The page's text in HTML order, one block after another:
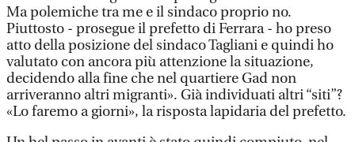
Ma polemiche tra me e il sindaco proprio no.
Piuttosto - prosegue il prefetto di Ferrara - ho preso
atto della posizione del sindaco Tagliani e quindi ho
valutato con ancora più attenzione la situazione,
decidendo alla fine che nel quartiere Gad non
arriveranno altri migranti». Già individuati altri “siti”?
«Lo faremo a giorni», la risposta lapidaria del prefetto.